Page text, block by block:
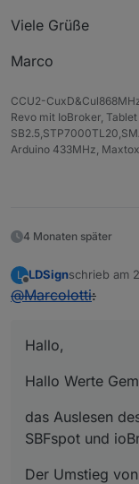
Viele Grüße
Marco
CCU2-
Revo mit IoBroker,
Arduino 433MHz,
4 Monaten später
L
Offline
LDSignschrieb am
zuletzt
@Marcolotti:
Hallo,
Hallo Werte
das Auslesen
SBFspot und
Der Umstieg von